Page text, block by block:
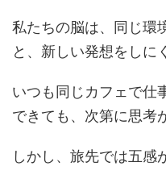
私たちの脳は、同じ環
と、新しい発想をしに
いつも同じカフェで仕
できても、次第に思考
しかし、旅先では五感